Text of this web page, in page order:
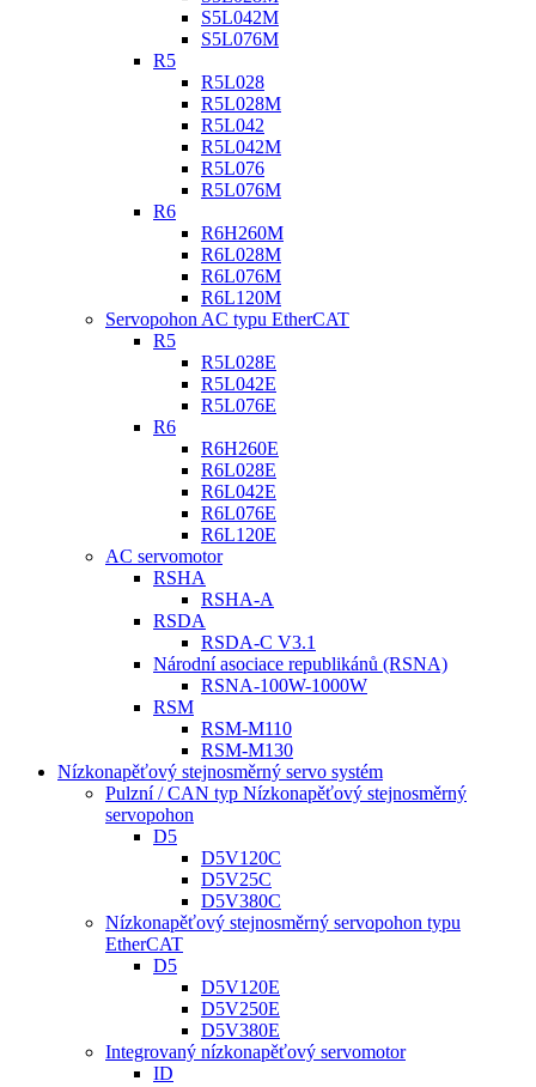
S5L042M
S5L076M
R5
R5L028
R5L028M
R5L042
R5L042M
R5L076
R5L076M
R6
R6H260M
R6L028M
R6L076M
R6L120M
Servopohon AC typu EtherCAT
R5
R5L028E
R5L042E
R5L076E
R6
R6H260E
R6L028E
R6L042E
R6L076E
R6L120E
AC servomotor
RSHA
RSHA-A
RSDA
RSDA-C V3.1
Národní asociace republikánů (RSNA)
RSNA-100W-1000W
RSM
RSM-M110
RSM-M130
Nízkonapěťový stejnosměrný servo systém
Pulzní / CAN typ Nízkonapěťový stejnosměrný
servopohon
D5
D5V120C
D5V25C
D5V380C
Nízkonapěťový stejnosměrný servopohon typu
EtherCAT
D5
D5V120E
D5V250E
D5V380E
Integrovaný nízkonapěťový servomotor
ID